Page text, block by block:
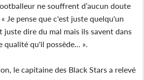
ne souffrent d’aucun doute
Je pense que c'est juste quelqu'un
juste dire du mal mais ils savent dans
qu'il possède... ».
le capitaine des Black Stars a relevé